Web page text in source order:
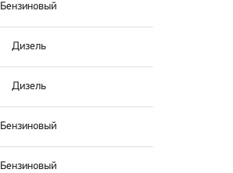
Бензиновый
Дизель
Дизель
Бензиновый
Бензиновый